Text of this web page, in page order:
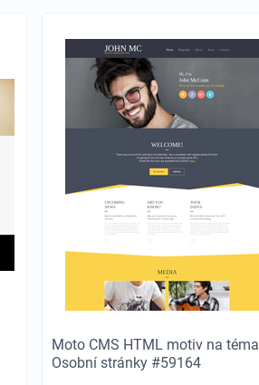
Moto CMS HTML motiv na téma
Osobní stránky #59164